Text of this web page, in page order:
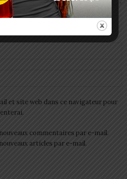
et site web dans ce navigateur pour
commentaires par e-mail.
articles par e-mail.